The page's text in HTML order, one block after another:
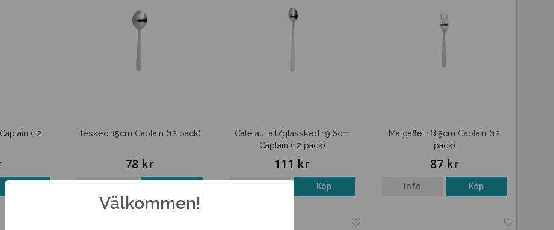
(12
Tesked 15cm Captain (12 pack)
78 kr
Cafe auLait/glassked 19,6cm
Captain (12 pack)
111 kr
Köp
Matgaffel 18,5cm Captain (12
pack)
87 kr
Info Köp
Välkommen!